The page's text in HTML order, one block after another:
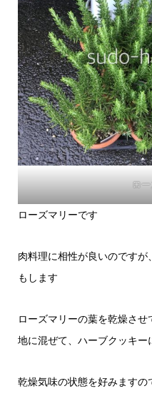
ロ
ローズマリーです
肉料理に相性が良いのですが
もします
ローズマリーの葉を乾燥さ
地に混ぜて、ハーブクッキー
乾燥気味の状態を好みます